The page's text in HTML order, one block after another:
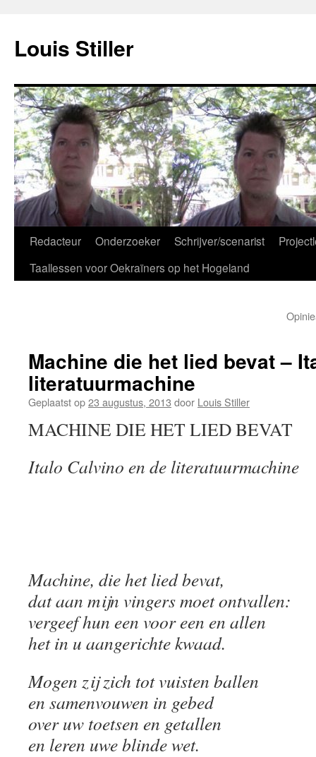
inhoud
Louis Stiller
Redacteur Onderzoeker Schrijver/scenarist
Taallessen voor Oekraïners op het Hogeland
Machine die het lied bevat –
literatuurmachine
Geplaatst op23 augustus, 2013 door Louis Stiller
MACHINE DIE HET LIED BEVAT
Italo Calvino en de literatuurmachine
Machine, die het lied bevat,
dat aan mijn vingers moet ontvallen:
vergeef hun een voor een en allen
het in u aangerichte kwaad.
Mogen zij zich tot vuisten ballen
en samenvouwen in gebed
over uw toetsen en getallen
en leren uwe blinde wet.